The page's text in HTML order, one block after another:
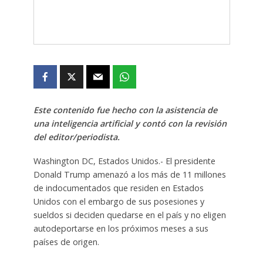
Este contenido fue hecho con la asistencia de
una inteligencia artificial y contó con la revisión
del editor/periodista.
Washington DC, Estados Unidos.- El presidente
Donald Trump amenazó a los más de 11 millones
de indocumentados que residen en Estados
Unidos con el embargo de sus posesiones y
sueldos si deciden quedarse en el país y no eligen
autodeportarse en los próximos meses a sus
países de origen.